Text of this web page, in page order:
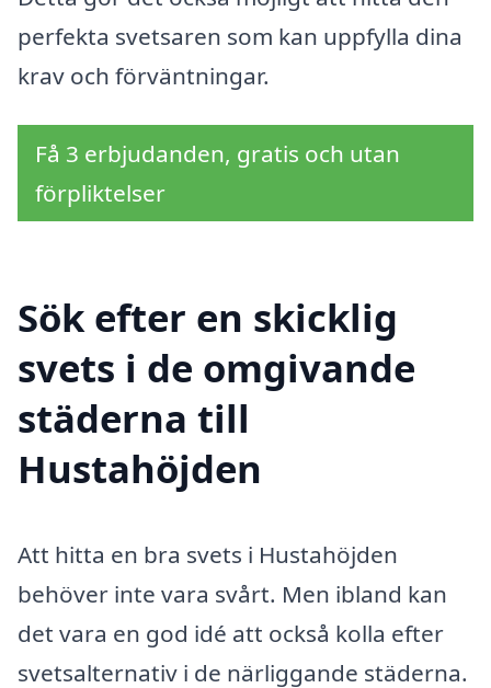
perfekta svetsaren som kan uppfylla dina
krav och förväntningar.
Få 3 erbjudanden, gratis och utan
förpliktelser
Sök efter en skicklig
svets i de omgivande
städerna till
Hustahöjden
Att hitta en bra svets i Hustahöjden
behöver inte vara svårt. Men ibland kan
det vara en god idé att också kolla efter
svetsalternativ i de närliggande städerna.